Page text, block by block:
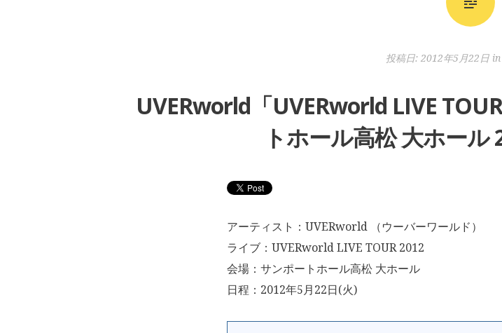
投稿日: 2012年5月22日in
UVERworld「UVERworld LIVE
トホール高松 大ホール
アーティスト：UVERworld （ウーバーワールド）
ライブ：UVERworld LIVE TOUR 2012
会場：サンポートホール高松 大ホール
日程：2012年5月22日(火)